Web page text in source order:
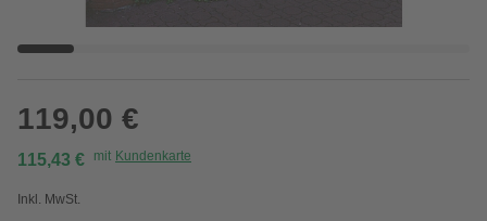
119,00 €
115,43 € mit Kundenkarte
Inkl. MwSt.